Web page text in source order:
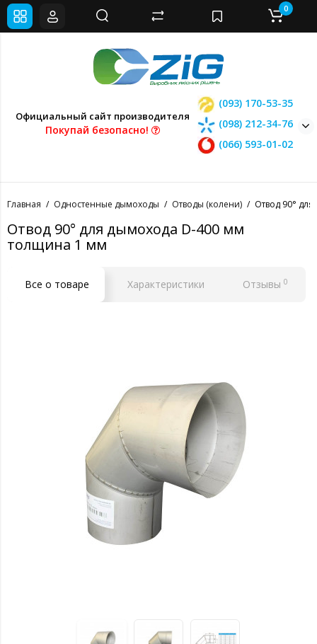
Официальный сайт производителя
Покупай безопасно!
(093) 170-53-35
(098) 212-34-76
(066) 593-01-02
0
Главная Одностенные дымоходы Отводы (колени) Отвод 90°
Отвод 90° для дымохода D-400 мм
толщина 1 мм
Все о товаре Характеристики Отзывы 0